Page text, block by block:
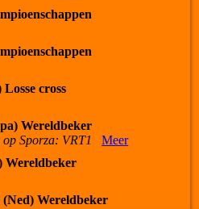
Losse cross
Wereldbeker
Sporza: VRT1
Meer
Wereldbeker
(Ned) Wereldbeker